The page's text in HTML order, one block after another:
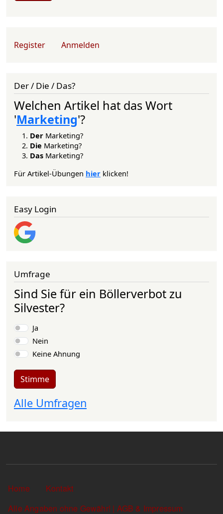
User account menu
Register Anmelden
Der / Die / Das?
Welchen Artikel hat das Wort
'Marketing'?
Der Marketing?
Die Marketing?
Das Marketing?
Für Artikel-Übungen hier klicken!
Easy Login
Umfrage
Sind Sie für ein Böllerverbot zu
Silvester?
Auswahlmöglichkeiten
Ja
Nein
Keine Ahnung
Stimme
Alle Umfragen
Sekundärlinks
Home
Kontakt
Alle Angaben ohne Gewähr! | AGB & Impressum